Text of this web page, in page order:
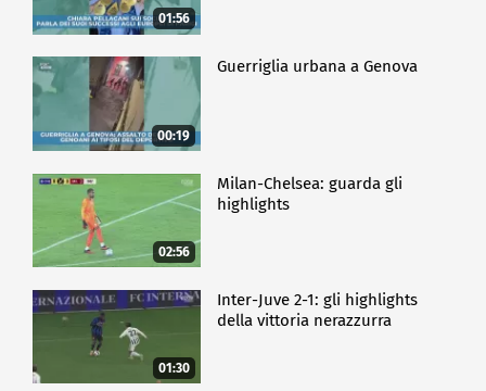
01:56
00:19
Guerriglia urbana a Genova
02:56
Milan-Chelsea: guarda gli
highlights
01:30
Inter-Juve 2-1: gli highlights
della vittoria nerazzurra